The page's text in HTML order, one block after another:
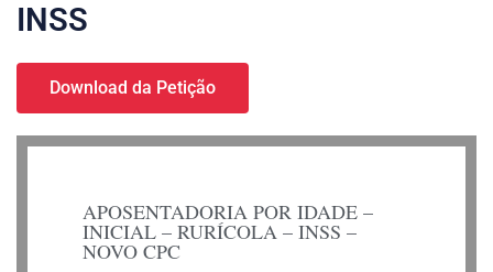
INSS
Download da Petição
APOSENTADORIA POR IDADE –
INICIAL – RURÍCOLA – INSS –
NOVO CPC